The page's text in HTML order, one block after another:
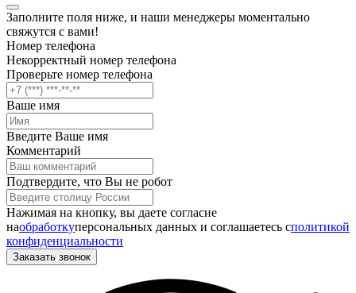
Заполните поля ниже, и наши менеджеры моментально
свяжутся с вами!
Номер телефона
Некорректный номер телефона
Проверьте номер телефона
Ваше имя
Введите Ваше имя
Комментарий
Подтвердите, что Вы не робот
Нажимая на кнопку, вы даете согласие
наобработкуперсональных данных и соглашаетесь cполитикой
конфиденциальности
Заказать звонок